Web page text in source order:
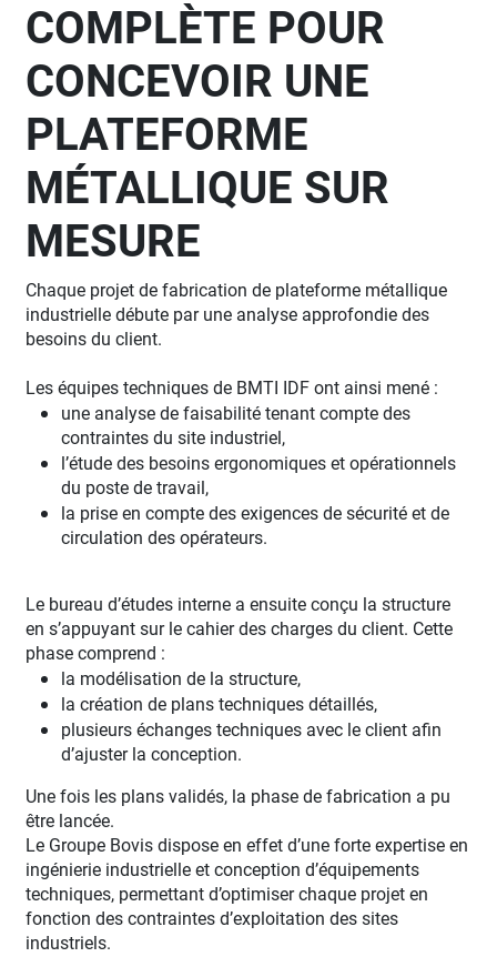
COMPLÈTE POUR
CONCEVOIR UNE
PLATEFORME
MÉTALLIQUE SUR
MESURE
Chaque projet de fabrication de plateforme métallique
industrielle débute par une analyse approfondie des
besoins du client.
Les équipes techniques de BMTI IDF ont ainsi mené :
une analyse de faisabilité tenant compte des
contraintes du site industriel,
l’étude des besoins ergonomiques et opérationnels
du poste de travail,
la prise en compte des exigences de sécurité et de
circulation des opérateurs.
Le bureau d’études interne a ensuite conçu la structure
en s’appuyant sur le cahier des charges du client. Cette
phase comprend :
la modélisation de la structure,
la création de plans techniques détaillés,
plusieurs échanges techniques avec le client afin
d’ajuster la conception.
Une fois les plans validés, la phase de fabrication a pu
être lancée.
Le Groupe Bovis dispose en effet d’une forte expertise en
ingénierie industrielle et conception d’équipements
techniques, permettant d’optimiser chaque projet en
fonction des contraintes d’exploitation des sites
industriels.